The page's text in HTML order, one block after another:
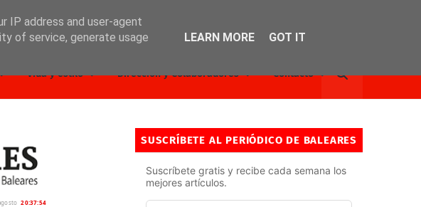
Vida y estilo Dirección y Colaboradores Contacto
20:37:56
SUSCRÍBETE AL PERIÓDICO DE BALEARES
Suscríbete gratis y recibe cada semana los
mejores artículos.
IP address and user-agent
of service, generate usage
LEARN MORE GOT IT